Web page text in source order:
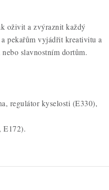
oživit a zvýraznit každý
pekařům vyjádřit kreativitu a
slavnostním dortům.
regulátor kyselosti (E330),
E172).